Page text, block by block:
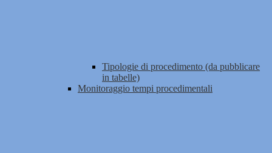
Tipologie di procedimento (da pubblicare
in tabelle)
Monitoraggio tempi procedimentali